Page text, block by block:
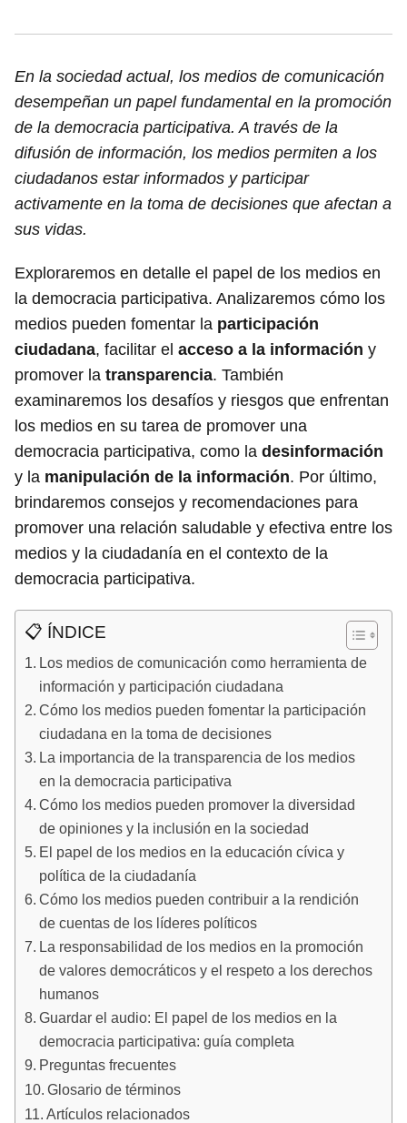
En la sociedad actual, los medios de comunicación
desempeñan un papel fundamental en la promoción
de la democracia participativa. A través de la
difusión de información, los medios permiten a los
ciudadanos estar informados y participar
activamente en la toma de decisiones que afectan a
sus vidas.
Exploraremos en detalle el papel de los medios en
la democracia participativa. Analizaremos cómo los
medios pueden fomentar la participación
ciudadana, facilitar el acceso a la información y
promover la transparencia. También
examinaremos los desafíos y riesgos que enfrentan
los medios en su tarea de promover una
democracia participativa, como la desinformación
y la manipulación de la información. Por último,
brindaremos consejos y recomendaciones para
promover una relación saludable y efectiva entre los
medios y la ciudadanía en el contexto de la
democracia participativa.
📋 ÍNDICE
Los medios de comunicación como herramienta de
información y participación ciudadana
Cómo los medios pueden fomentar la participación
ciudadana en la toma de decisiones
La importancia de la transparencia de los medios
en la democracia participativa
Cómo los medios pueden promover la diversidad
de opiniones y la inclusión en la sociedad
El papel de los medios en la educación cívica y
política de la ciudadanía
Cómo los medios pueden contribuir a la rendición
de cuentas de los líderes políticos
La responsabilidad de los medios en la promoción
de valores democráticos y el respeto a los derechos
humanos
Guardar el audio: El papel de los medios en la
democracia participativa: guía completa
Preguntas frecuentes
Glosario de términos
Artículos relacionados